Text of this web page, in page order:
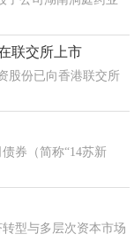
联交所上市
股份已向香港联交所
券（简称“14苏新
型与多层次资本市场